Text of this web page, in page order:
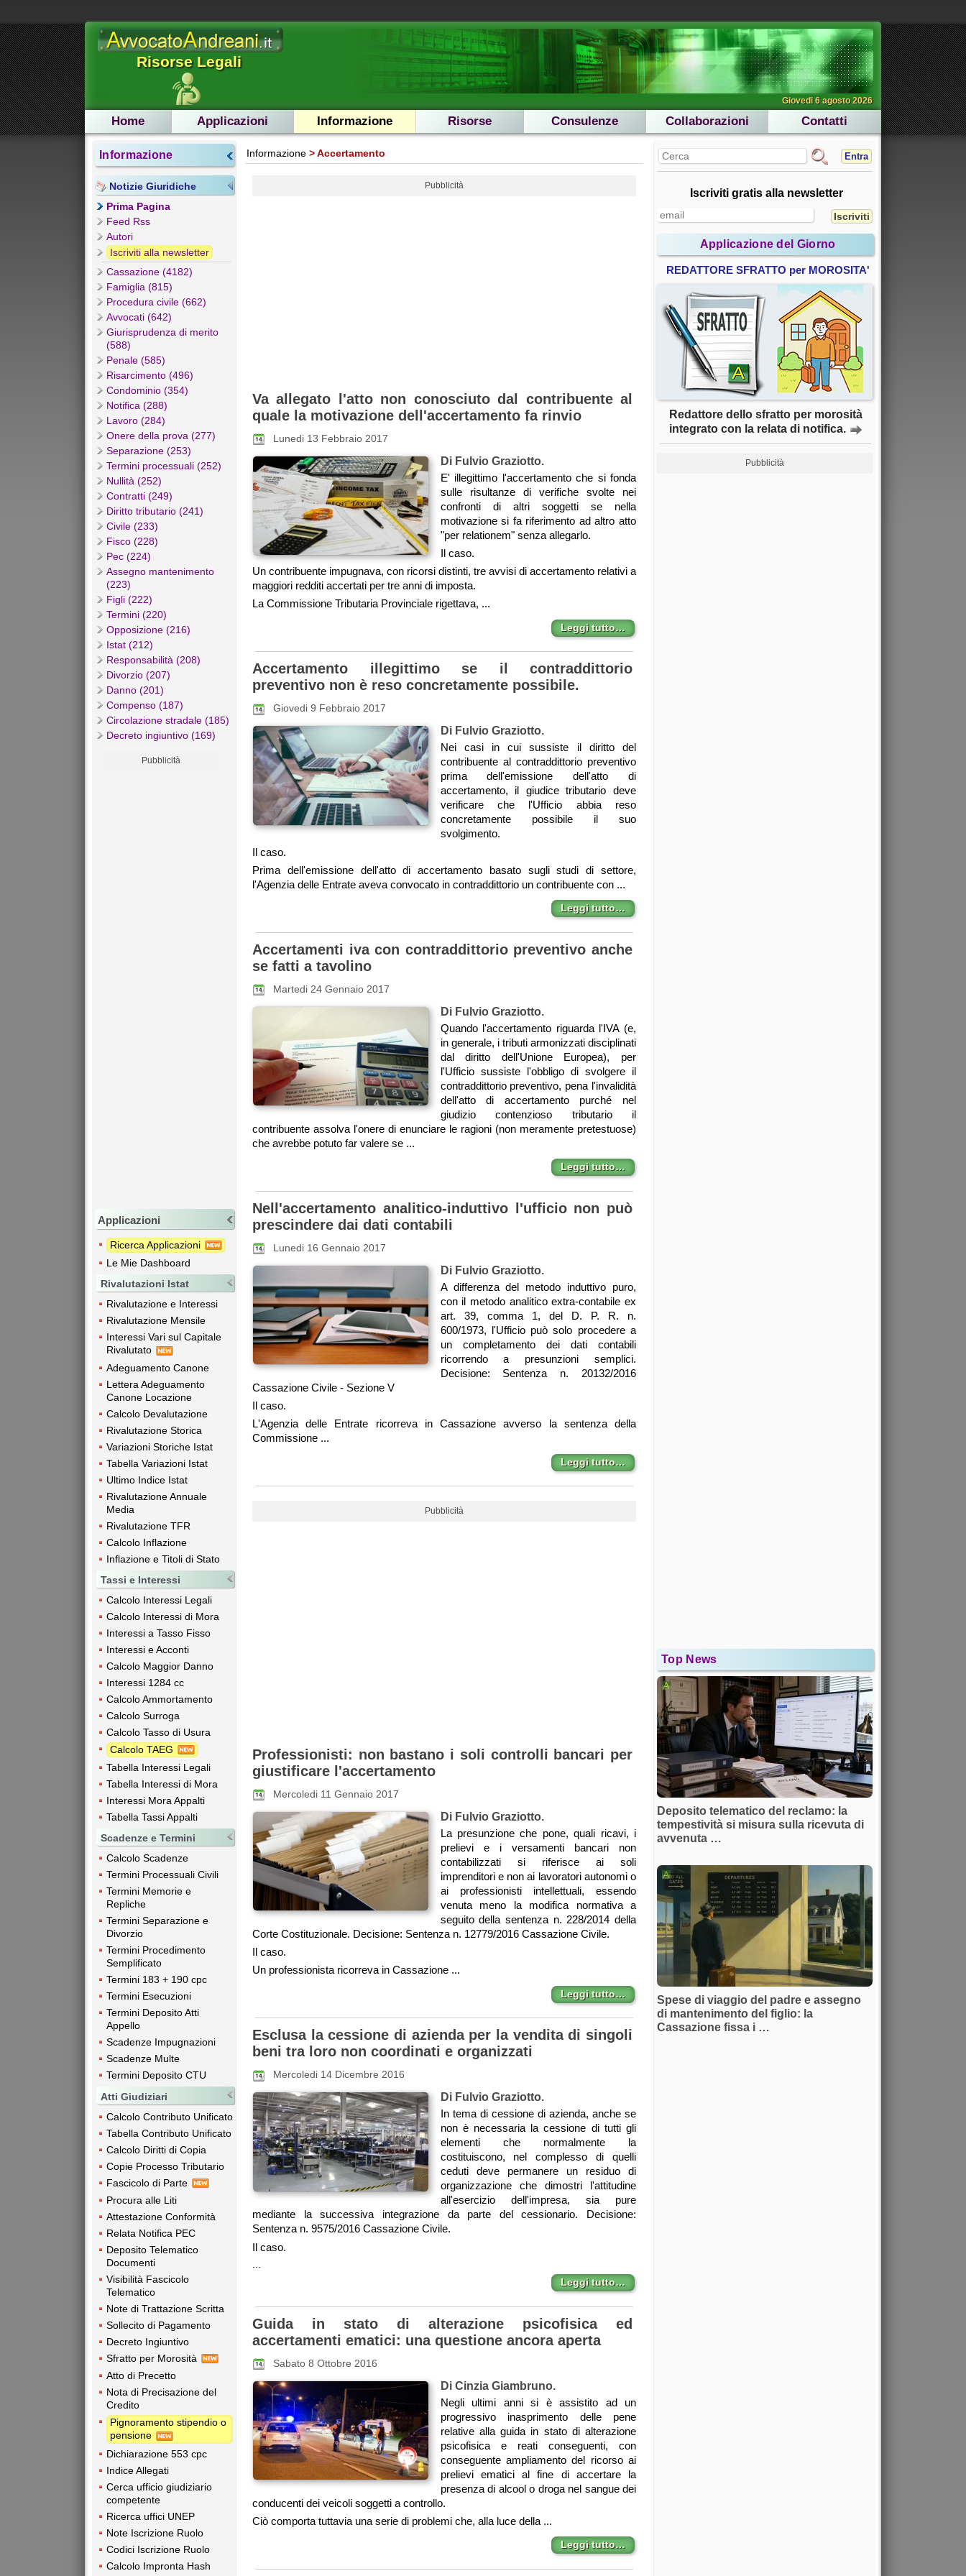
Risorse Legali
Giovedi 6 agosto 2026
Home Applicazioni Informazione Risorse Consulenze Collaborazioni Contatti
Informazione
Notizie Giuridiche
Prima Pagina
Feed Rss
Autori
Iscriviti alla newsletter
Cassazione (4182)
Famiglia (815)
Procedura civile (662)
Avvocati (642)
Giurisprudenza di merito
(588)
Penale (585)
Risarcimento (496)
Condominio (354)
Notifica (288)
Lavoro (284)
Onere della prova (277)
Separazione (253)
Termini processuali (252)
Nullità (252)
Contratti (249)
Diritto tributario (241)
Civile (233)
Fisco (228)
Pec (224)
Assegno mantenimento
(223)
Figli (222)
Termini (220)
Opposizione (216)
Istat (212)
Responsabilità (208)
Divorzio (207)
Danno (201)
Compenso (187)
Circolazione stradale (185)
Decreto ingiuntivo (169)
Pubblicità
Applicazioni
Ricerca Applicazioni
Le Mie Dashboard
Rivalutazioni Istat
Rivalutazione e Interessi
Rivalutazione Mensile
Interessi Vari sul Capitale
Rivalutato
Adeguamento Canone
Lettera Adeguamento
Canone Locazione
Calcolo Devalutazione
Rivalutazione Storica
Variazioni Storiche Istat
Tabella Variazioni Istat
Ultimo Indice Istat
Rivalutazione Annuale
Media
Rivalutazione TFR
Calcolo Inflazione
Inflazione e Titoli di Stato
Tassi e Interessi
Calcolo Interessi Legali
Calcolo Interessi di Mora
Interessi a Tasso Fisso
Interessi e Acconti
Calcolo Maggior Danno
Interessi 1284 cc
Calcolo Ammortamento
Calcolo Surroga
Calcolo Tasso di Usura
Calcolo TAEG
Tabella Interessi Legali
Tabella Interessi di Mora
Interessi Mora Appalti
Tabella Tassi Appalti
Scadenze e Termini
Calcolo Scadenze
Termini Processuali Civili
Termini Memorie e
Repliche
Termini Separazione e
Divorzio
Termini Procedimento
Semplificato
Termini 183 + 190 cpc
Termini Esecuzioni
Termini Deposito Atti
Appello
Scadenze Impugnazioni
Scadenze Multe
Termini Deposito CTU
Atti Giudiziari
Calcolo Contributo Unificato
Tabella Contributo Unificato
Calcolo Diritti di Copia
Copie Processo Tributario
Fascicolo di Parte
Procura alle Liti
Attestazione Conformità
Relata Notifica PEC
Deposito Telematico
Documenti
Visibilità Fascicolo
Telematico
Note di Trattazione Scritta
Sollecito di Pagamento
Decreto Ingiuntivo
Sfratto per Morosità
Atto di Precetto
Nota di Precisazione del
Credito
Pignoramento stipendio o
pensione
Dichiarazione 553 cpc
Indice Allegati
Cerca ufficio giudiziario
competente
Ricerca uffici UNEP
Note Iscrizione Ruolo
Codici Iscrizione Ruolo
Calcolo Impronta Hash
Informazione Accertamento
Pubblicità
Va allegato l'atto non conosciuto dal contribuente al
quale la motivazione dell'accertamento fa rinvio
Lunedi 13 Febbraio 2017
Di Fulvio Graziotto.
E' illegittimo l'accertamento che si fonda
sulle risultanze di verifiche svolte nei
confronti di altri soggetti se nella
motivazione si fa riferimento ad altro atto
"per relationem" senza allegarlo.
Il caso.
Un contribuente impugnava, con ricorsi distinti, tre avvisi di accertamento relativi a
maggiori redditi accertati per tre anni di imposta.
La Commissione Tributaria Provinciale rigettava, ...
Leggi tutto…
Accertamento illegittimo se il contraddittorio
preventivo non è reso concretamente possibile.
Giovedi 9 Febbraio 2017
Di Fulvio Graziotto.
Nei casi in cui sussiste il diritto del
contribuente al contraddittorio preventivo
prima dell'emissione dell'atto di
accertamento, il giudice tributario deve
verificare che l'Ufficio abbia reso
concretamente possibile il suo
svolgimento.
Il caso.
Prima dell'emissione dell'atto di accertamento basato sugli studi di settore,
l'Agenzia delle Entrate aveva convocato in contraddittorio un contribuente con ...
Leggi tutto…
Accertamenti iva con contraddittorio preventivo anche
se fatti a tavolino
Martedi 24 Gennaio 2017
Di Fulvio Graziotto.
Quando l'accertamento riguarda l'IVA (e,
in generale, i tributi armonizzati disciplinati
dal diritto dell'Unione Europea), per
l'Ufficio sussiste l'obbligo di svolgere il
contraddittorio preventivo, pena l'invalidità
dell'atto di accertamento purché nel
giudizio contenzioso tributario il
contribuente assolva l'onere di enunciare le ragioni (non meramente pretestuose)
che avrebbe potuto far valere se ...
Leggi tutto…
Nell'accertamento analitico-induttivo l'ufficio non può
prescindere dai dati contabili
Lunedi 16 Gennaio 2017
Di Fulvio Graziotto.
A differenza del metodo induttivo puro,
con il metodo analitico extra-contabile ex
art. 39, comma 1, del D. P. R. n.
600/1973, l'Ufficio può solo procedere a
un completamento dei dati contabili
ricorrendo a presunzioni semplici.
Decisione: Sentenza n. 20132/2016
Cassazione Civile - Sezione V
Il caso.
L'Agenzia delle Entrate ricorreva in Cassazione avverso la sentenza della
Commissione ...
Leggi tutto…
Pubblicità
Professionisti: non bastano i soli controlli bancari per
giustificare l'accertamento
Mercoledi 11 Gennaio 2017
Di Fulvio Graziotto.
La presunzione che pone, quali ricavi, i
prelievi e i versamenti bancari non
contabilizzati si riferisce ai soli
imprenditori e non ai lavoratori autonomi o
ai professionisti intellettuali, essendo
venuta meno la modifica normativa a
seguito della sentenza n. 228/2014 della
Corte Costituzionale. Decisione: Sentenza n. 12779/2016 Cassazione Civile.
Il caso.
Un professionista ricorreva in Cassazione ...
Leggi tutto…
Esclusa la cessione di azienda per la vendita di singoli
beni tra loro non coordinati e organizzati
Mercoledi 14 Dicembre 2016
Di Fulvio Graziotto.
In tema di cessione di azienda, anche se
non è necessaria la cessione di tutti gli
elementi che normalmente la
costituiscono, nel complesso di quelli
ceduti deve permanere un residuo di
organizzazione che dimostri l'attitudine
all'esercizio dell'impresa, sia pure
mediante la successiva integrazione da parte del cessionario. Decisione:
Sentenza n. 9575/2016 Cassazione Civile.
Il caso.
Leggi tutto…
Guida in stato di alterazione psicofisica ed
accertamenti ematici: una questione ancora aperta
Sabato 8 Ottobre 2016
Di Cinzia Giambruno.
Negli ultimi anni si è assistito ad un
progressivo inasprimento delle pene
relative alla guida in stato di alterazione
psicofisica e reati conseguenti, con
conseguente ampliamento del ricorso ai
prelievi ematici al fine di accertare la
presenza di alcool o droga nel sangue dei
conducenti dei veicoli soggetti a controllo.
Ciò comporta tuttavia una serie di problemi che, alla luce della ...
Leggi tutto…
Entra
Iscriviti gratis alla newsletter
Applicazione del Giorno
REDATTORE SFRATTO per MOROSITA'
Redattore dello sfratto per morosità
integrato con la relata di notifica.
Pubblicità
Top News
Deposito telematico del reclamo: la
tempestività si misura sulla ricevuta di
avvenuta …
Spese di viaggio del padre e assegno
di mantenimento del figlio: la
Cassazione fissa i …